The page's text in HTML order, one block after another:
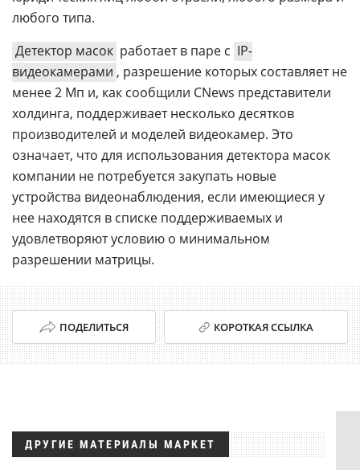
любого типа.
Детектор масок работает в паре с IP-
видеокамерами , разрешение которых составляет не
менее 2 Мп и, как сообщили CNews представители
холдинга, поддерживает несколько десятков
производителей и моделей видеокамер. Это
означает, что для использования детектора масок
компании не потребуется закупать новые
устройства видеонаблюдения, если имеющиеся у
нее находятся в списке поддерживаемых и
удовлетворяют условию о минимальном
разрешении матрицы.
ПОДЕЛИТЬСЯ КОРОТКАЯ ССЫЛКА
ДРУГИЕ МАТЕРИАЛЫ МАРКЕТ